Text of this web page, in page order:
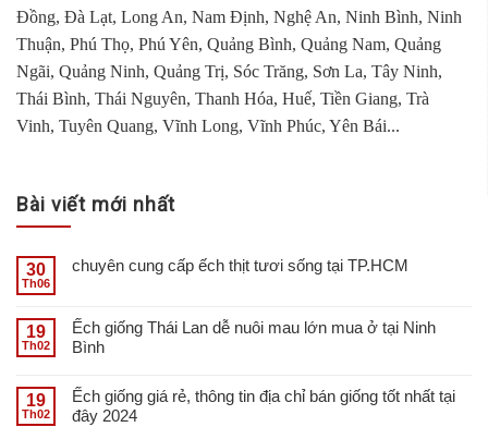
Đồng, Đà Lạt, Long An, Nam Định, Nghệ An, Ninh Bình, Ninh
Thuận, Phú Thọ, Phú Yên, Quảng Bình, Quảng Nam, Quảng
Ngãi, Quảng Ninh, Quảng Trị, Sóc Trăng, Sơn La, Tây Ninh,
Thái Bình, Thái Nguyên, Thanh Hóa, Huế, Tiền Giang, Trà
Vinh, Tuyên Quang, Vĩnh Long, Vĩnh Phúc, Yên Bái...
Bài viết mới nhất
30
Th06
chuyên cung cấp ếch thịt tươi sống tại TP.HCM
19
Th02
Ếch giống Thái Lan dễ nuôi mau lớn mua ở tại Ninh
Bình
19
Th02
Ếch giống giá rẻ, thông tin địa chỉ bán giống tốt nhất tại
đây 2024